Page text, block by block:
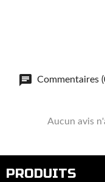
Commentaires
Aucun avis
PRODUITS